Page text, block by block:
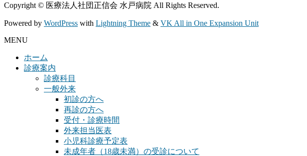
Copyright © 医療法人社団正信会 水戸病院 All Rights Reserved.
Powered by WordPress with Lightning Theme & VK All in One Expansion Unit
MENU
ホーム
診療案内
診療科目
一般外来
初診の方へ
再診の方へ
受付・診療時間
外来担当医表
小児科診療予定表
未成年者（18歳未満）の受診について